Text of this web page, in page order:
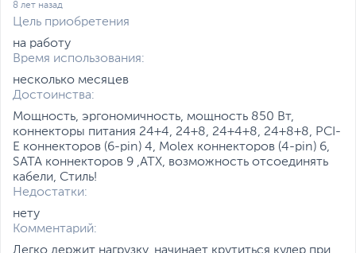
8 лет назад
Цель приобретения
на работу
Время использования:
несколько месяцев
Достоинства:
Мощность, эргономичность, мощность 850 Вт,
коннекторы питания 24+4, 24+8, 24+4+8, 24+8+8, PCI-
E коннекторов (6-pin) 4, Molex коннекторов (4-pin) 6,
SATA коннекторов 9 ,ATX, возможность отсоединять
кабели, Стиль!
Недостатки:
нету
Комментарий: